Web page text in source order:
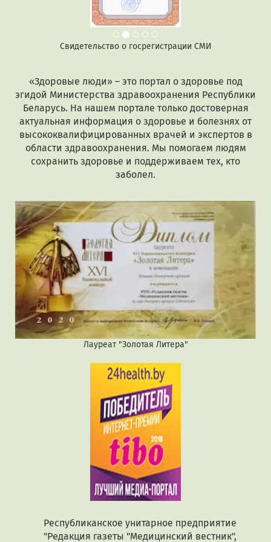
Свидетельство о госрегистрации СМИ
«Здоровые люди» – это портал о здоровье под
эгидой Министерства здравоохранения Республики
Беларусь. На нашем портале только достоверная
актуальная информация о здоровье и болезнях от
высококвалифицированных врачей и экспертов в
области здравоохранения. Мы помогаем людям
сохранить здоровье и поддерживаем тех, кто
заболел.
Лауреат "Золотая Литера"
Республиканское унитарное предприятие
"Редакция газеты "Медицинский вестник",